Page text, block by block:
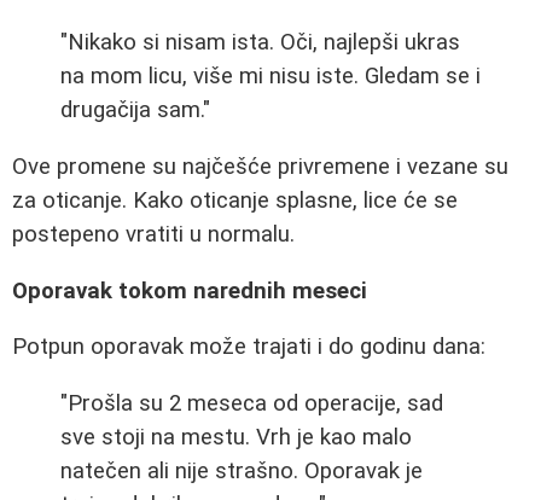
"Nikako si nisam ista. Oči, najlepši ukras
na mom licu, više mi nisu iste. Gledam se i
drugačija sam."
Ove promene su najčešće privremene i vezane su
za oticanje. Kako oticanje splasne, lice će se
postepeno vratiti u normalu.
Oporavak tokom narednih meseci
Potpun oporavak može trajati i do godinu dana:
"Prošla su 2 meseca od operacije, sad
sve stoji na mestu. Vrh je kao malo
natečen ali nije strašno. Oporavak je